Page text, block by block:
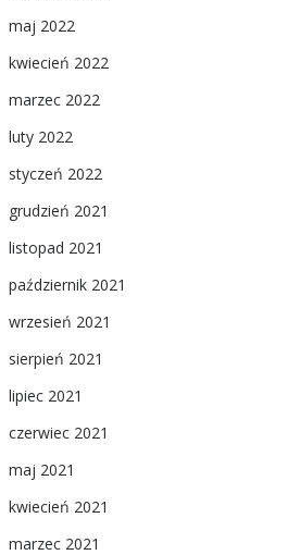
maj 2022
kwiecień 2022
marzec 2022
luty 2022
styczeń 2022
grudzień 2021
listopad 2021
październik 2021
wrzesień 2021
sierpień 2021
lipiec 2021
czerwiec 2021
maj 2021
kwiecień 2021
marzec 2021